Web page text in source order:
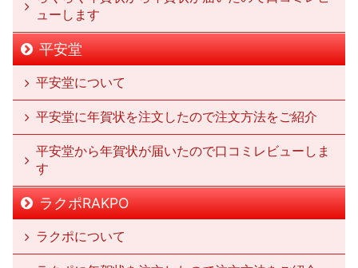
ューします
平安堂
平安堂について
平安堂に年賀状を注文したので注文方法をご紹介
平安堂から年賀状が届いたので口コミレビューしま
す
ラクポRAKPO
ラクポについて